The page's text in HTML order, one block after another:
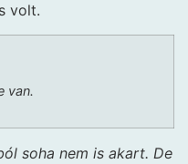
volt.
van.
soha nem is akart. De